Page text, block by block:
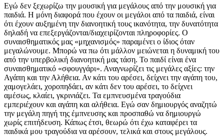
Εγώ δεν ξεχωρίζω την μουσική για μεγάλους από την μουσική για
παιδιά. Η μόνη διαφορά που έχουν οι μεγάλοι από τα παιδιά, είναι
ότι έχουν αυξημένη την διανοητική τους ικανότητα, την δυνατότητα
δηλαδή να επεξεργάζονται/διαχειρίζονται πληροφορίες. Ο
συναισθηματικός μας «μηχανισμός» παραμένει ο ίδιος όταν
μεγαλώνουμε. Μπορώ να πω ότι μάλλον μειώνεται η δυναμική του
από την υπερβολική διανοητική μας τάση. Το παιδί είναι ένα
συναισθηματικό «σφουγγάρι». Αναγνωρίζει τις μεγάλες αξίες: την
Αγάπη και την Αλήθεια. Αν κάτι του αρέσει, δείχνει την αγάπη του,
χαμογελάει, χοροπηδάει, αν κάτι δεν του αρέσει, το δείχνει
αμέσως, κλαίει, γκρινιάζει. Τα εμπνευσμένα τραγούδια
εμπεριέχουν και αγάπη και αλήθεια. Εγώ σαν δημιουργός αναζητώ
την μεγάλη πηγή της έμπνευσης και προσπαθώ να δημιουργώ
χωρίς επιτήδευση. Κάπως έτσι, θεωρώ ότι έχω καταφέρει τα
παιδικά μου τραγούδια να αρέσουν, τελικά και στους μεγάλους.